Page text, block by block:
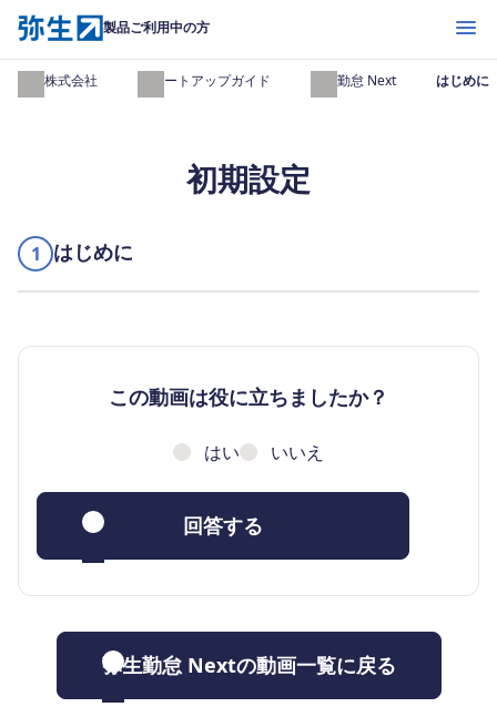
製品ご利用中の方 開く
弥生株式会社 スタートアップガイド 弥生勤怠 Next はじめに
初期設定
1 はじめに
この動画は役に立ちましたか？
はい いいえ
回答する
弥生勤怠 Nextの動画一覧に戻る